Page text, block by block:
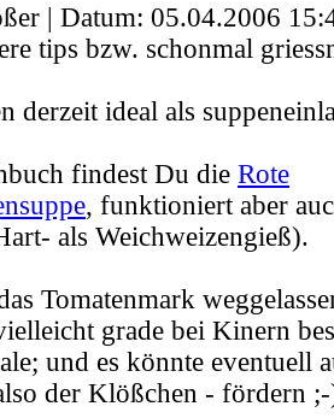
| Datum: 05.04.2006
tips bzw. schonmal
derzeit ideal als
findest Du die Rote
, funktioniert aber
als Weichweizengieß).
Tomatenmark
grade bei Kinern
und es könnte eventuell
der Klößchen - fördern